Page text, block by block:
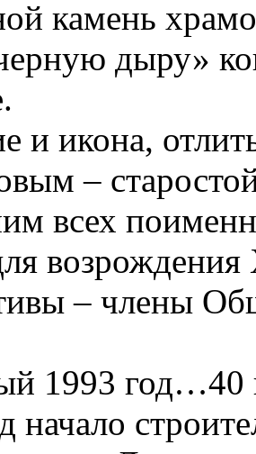
камень
дыру»
и икона,
–
всех
– члены
1993
начало